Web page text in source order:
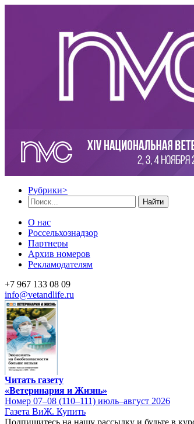
Рубрики>
Найти
О нас
Россельхознадзор
Партнеры
Архив номеров
Рекламодателям
+7 967 133 08 09
info@vetandlife.ru
Читать газету
«Ветеринария и Жизнь»
Номер 07–08 (110–111) июль–август 2026
Газета ВиЖ. Купить
Подпишитесь на нашу рассылку и будьте в